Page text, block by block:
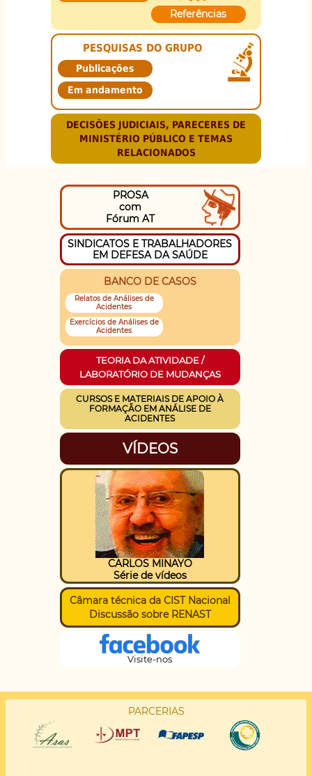
Referências
PESQUISAS DO GRUPO
Publicações
Em andamento
DECISÕES JUDICIAIS, PARECERES DE
MINISTÉRIO PÚBLICO E TEMAS
RELACIONADOS
PROSA
com
Fórum AT
SINDICATOS E TRABALHADORES
EM DEFESA DA SAÚDE
BANCO DE CASOS
Relatos de Análises de
Acidentes
Exercícios de Análises de
Acidentes
TEORIA DA ATIVIDADE /
LABORATÓRIO DE MUDANÇAS
CURSOS E MATERIAIS DE APOIO À
FORMAÇÃO EM ANÁLISE DE
ACIDENTES
VÍDEOS
CARLOS MINAYO
Série de vídeos
Câmara técnica da CIST Nacional
Discussão sobre RENAST
Visite-nos
PARCERIAS